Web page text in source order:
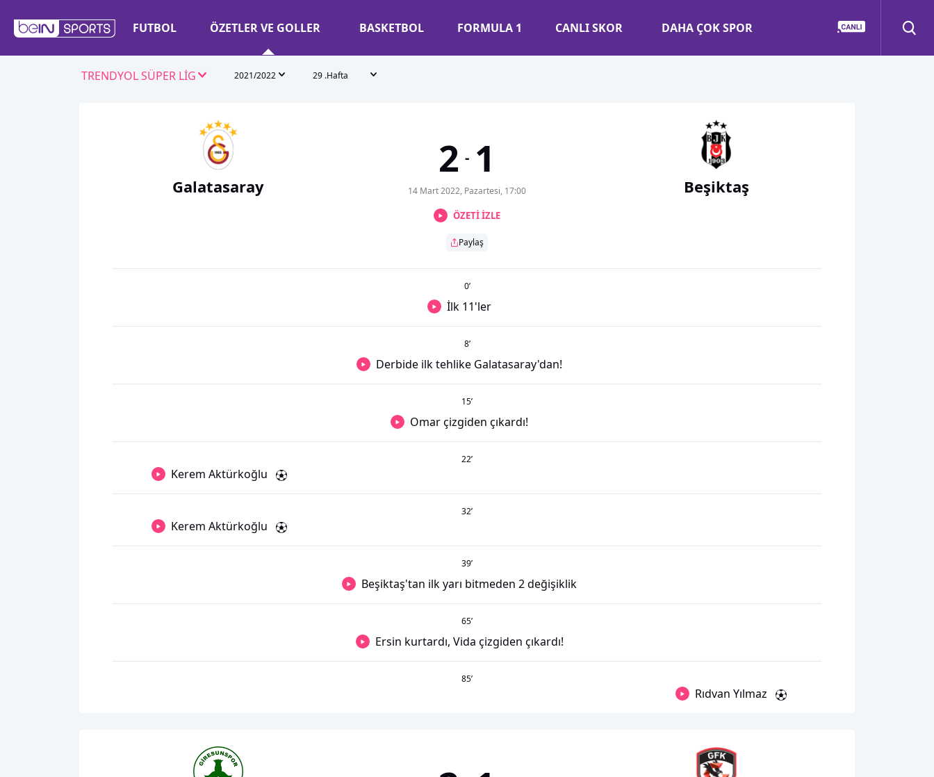
FUTBOL ÖZETLER VE GOLLER BASKETBOL FORMULA 1 CANLI SKOR DAHA ÇOK SPOR
TRENDYOL SÜPER LİG 2021/2022 29 .Hafta
Galatasaray
2 - 1
14 Mart 2022, Pazartesi, 17:00
ÖZETİ İZLE
Paylaş
Beşiktaş
0’
İlk 11'ler
8’
Derbide ilk tehlike Galatasaray'dan!
15’
Omar çizgiden çıkardı!
22’
Kerem Aktürkoğlu
32’
Kerem Aktürkoğlu
39’
Beşiktaş'tan ilk yarı bitmeden 2 değişiklik
65’
Ersin kurtardı, Vida çizgiden çıkardı!
85’
Rıdvan Yılmaz